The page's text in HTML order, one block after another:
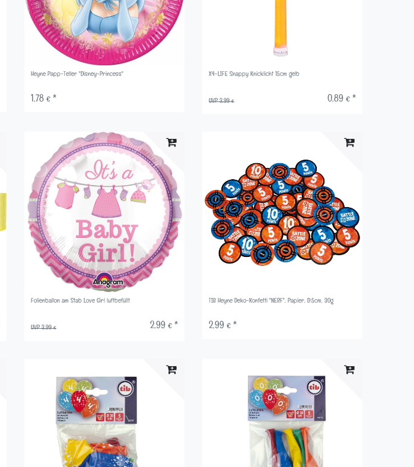
Heyne Papp-Teller "Disney-Princess"
1,78 € *
X4-LIFE Snappy Knicklicht 15cm gelb
UVP 3,99 € 0,89 € *
Folienballon am Stab Love Girl luftbefüllt
UVP 3,99 € 2,99 € *
TIB Heyne Deko-Konfetti "NERF", Papier, D:5cm, 30g
2,99 € *